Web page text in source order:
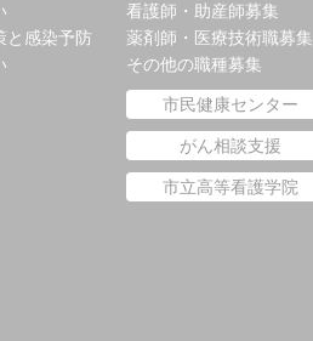
と感染予防
看護師・助産師募集
薬剤師・医療技術職募集
その他の職種募集
市民健康センター
がん相談支援
市立高等看護学院